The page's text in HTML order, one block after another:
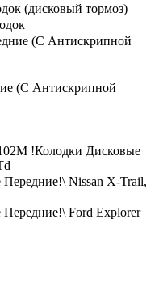
(дисковый тормоз)
(С Антискрипной
(С Антискрипной
!Колодки Дисковые
Nissan X-Trail,
Ford Explorer